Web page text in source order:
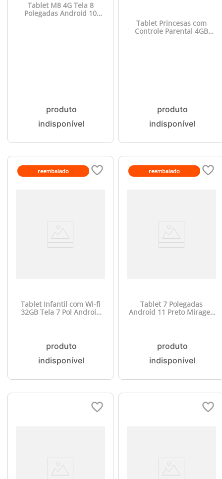
Tablet M8 4G Tela 8
Polegadas Android 10
Tablet Princesas com
Controle Parental 4GB
reembalado
Tablet Infantil com Wi-fi
32GB Tela 7 Pol Android
reembalado
Tablet 7 Polegadas
Android 11 Preto Mirage -